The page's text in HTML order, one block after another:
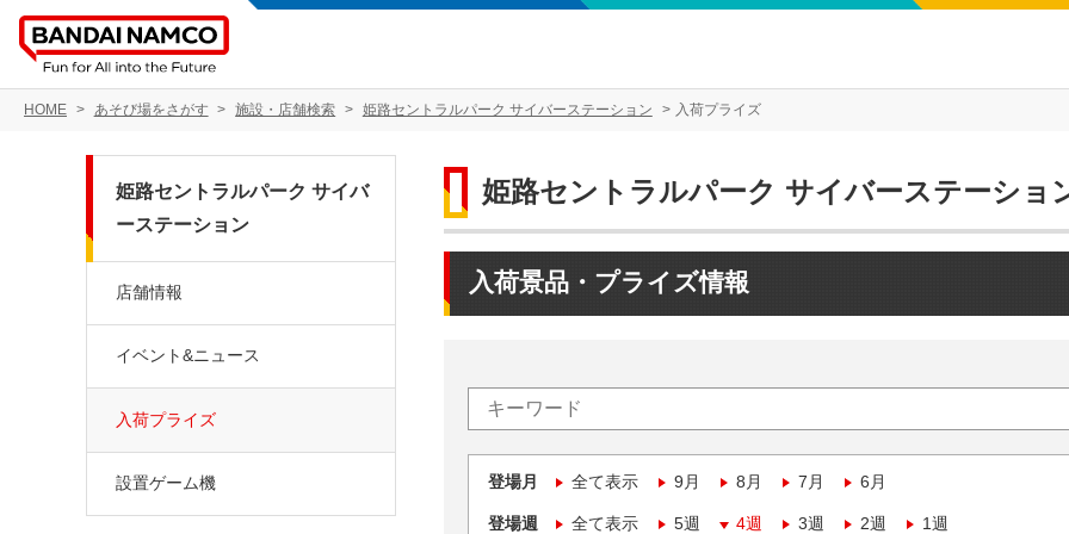
HOME あそび場をさがす 施設・店舗検索 姫路セントラルパーク サイバーステーション 入荷プライズ
姫路セントラルパーク サイバーステーショ
入荷景品・プライズ情報
登場月 全て表示 9月 8月 7月 6月
登場週 全て表示 5週 4週 3週 2週 1週
姫路セントラルパーク サイバ
ーステーション
店舗情報
イベント&ニュース
入荷プライズ
設置ゲーム機